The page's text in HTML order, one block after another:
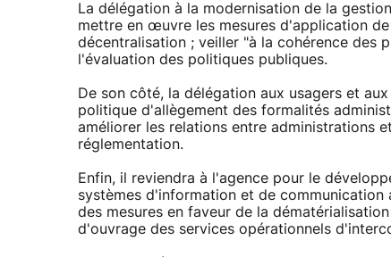
La délégation à la modernisation de la
mettre en œuvre les mesures d'application
décentralisation ; veiller "à la cohérence des
l'évaluation des politiques publiques.
De son côté, la délégation aux usagers et
politique d'allègement des formalités
améliorer les relations entre administrations
réglementation.
Enfin, il reviendra à l'agence pour le
systèmes d'information et de
des mesures en faveur de la
d'ouvrage des services opérationnels